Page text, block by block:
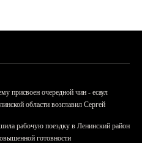
присвоен очередной чин - есаул
области возглавил Сергей
рабочую поездку в Ленинский район
готовности